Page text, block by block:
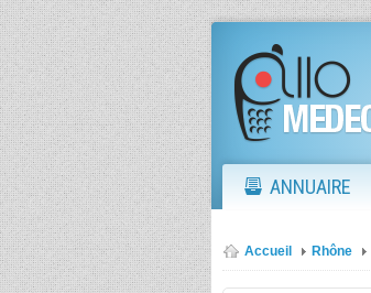
ANNUAIRE
Accueil Rhône